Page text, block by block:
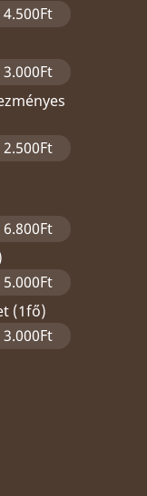
4.500Ft
3.000Ft
2.500Ft
6.800Ft
5.000Ft
(1fő)
3.000Ft